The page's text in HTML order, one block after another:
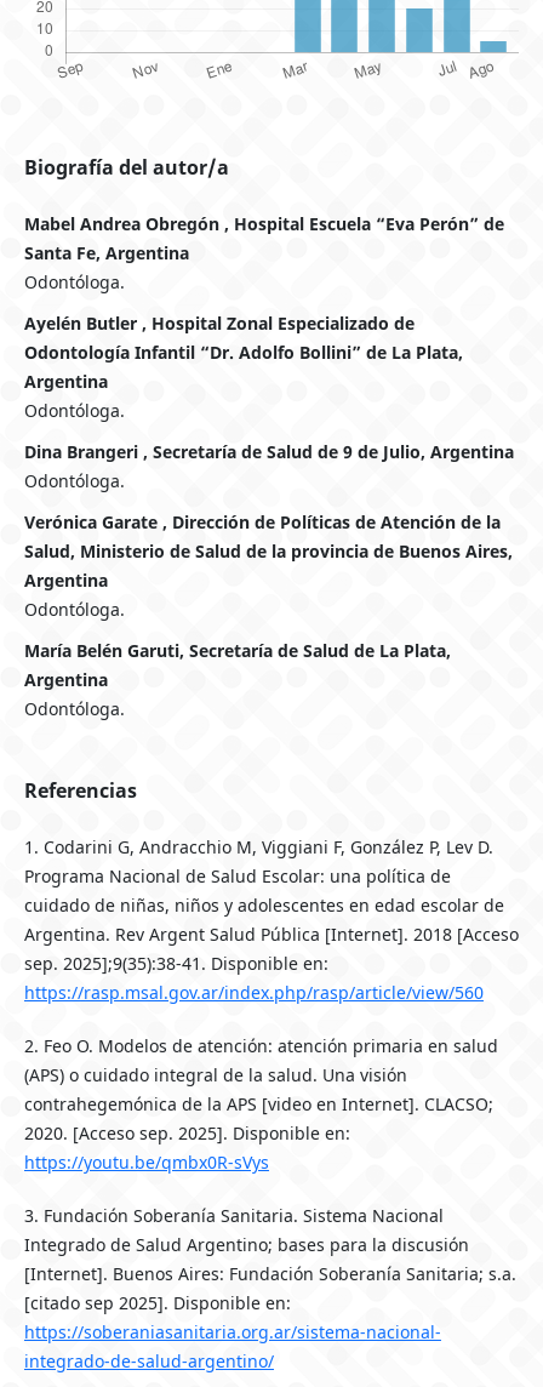
Biografía del autor/a
Mabel Andrea Obregón , Hospital Escuela “Eva Perón” de
Santa Fe, Argentina
Odontóloga.
Ayelén Butler , Hospital Zonal Especializado de
Odontología Infantil “Dr. Adolfo Bollini” de La Plata,
Argentina
Odontóloga.
Dina Brangeri , Secretaría de Salud de 9 de Julio, Argentina
Odontóloga.
Verónica Garate , Dirección de Políticas de Atención de la
Salud, Ministerio de Salud de la provincia de Buenos Aires,
Argentina
Odontóloga.
María Belén Garuti, Secretaría de Salud de La Plata,
Argentina
Odontóloga.
Referencias
1. Codarini G, Andracchio M, Viggiani F, González P, Lev D.
Programa Nacional de Salud Escolar: una política de
cuidado de niñas, niños y adolescentes en edad escolar de
Argentina. Rev Argent Salud Pública [Internet]. 2018 [Acceso
sep. 2025];9(35):38-41. Disponible en:
https://rasp.msal.gov.ar/index.php/rasp/article/view/560
2. Feo O. Modelos de atención: atención primaria en salud
(APS) o cuidado integral de la salud. Una visión
contrahegemónica de la APS [video en Internet]. CLACSO;
2020. [Acceso sep. 2025]. Disponible en:
https://youtu.be/qmbx0R-sVys
3. Fundación Soberanía Sanitaria. Sistema Nacional
Integrado de Salud Argentino; bases para la discusión
[Internet]. Buenos Aires: Fundación Soberanía Sanitaria; s.a.
[citado sep 2025]. Disponible en:
https://soberaniasanitaria.org.ar/sistema-nacional-
integrado-de-salud-argentino/